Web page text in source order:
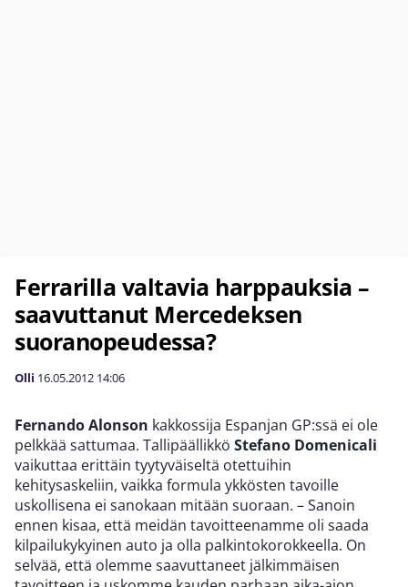
Ferrarilla valtavia harppauksia –
saavuttanut Mercedeksen
suoranopeudessa?
Olli 16.05.2012 14:06
Fernando Alonson kakkossija Espanjan GP:ssä ei ole
pelkkää sattumaa. Tallipäällikkö Stefano Domenicali
vaikuttaa erittäin tyytyväiseltä otettuihin
kehitysaskeliin, vaikka formula ykkösten tavoille
uskollisena ei sanokaan mitään suoraan. – Sanoin
ennen kisaa, että meidän tavoitteenamme oli saada
kilpailukykyinen auto ja olla palkintokorokkeella. On
selvää, että olemme saavuttaneet jälkimmäisen